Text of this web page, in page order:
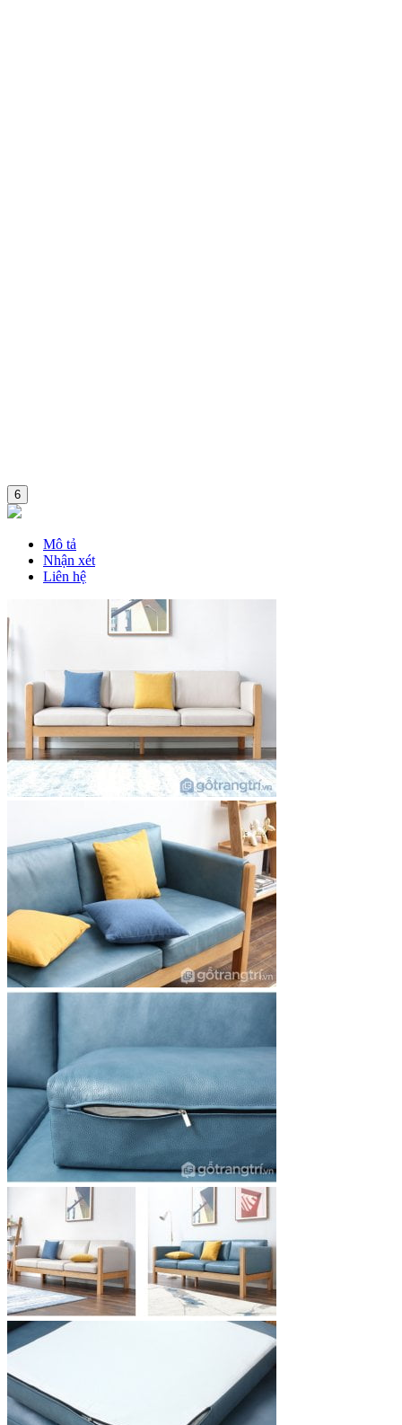
6
Mô tả
Nhận xét
Liên hệ